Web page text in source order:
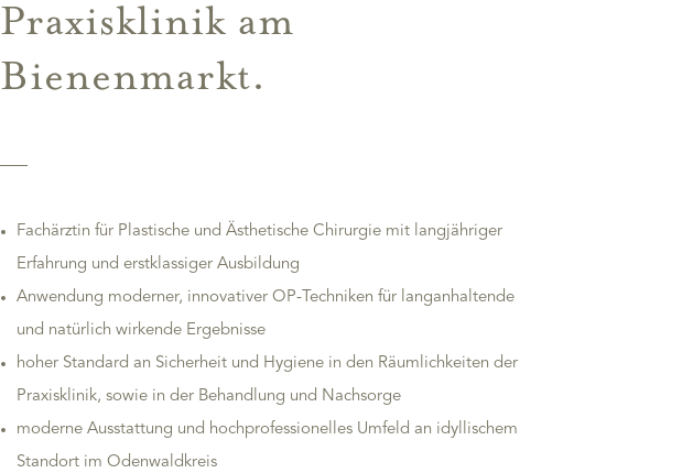
Praxisklinik am
Bienenmarkt.
Fachärztin für Plastische und Ästhetische Chirurgie mit langjähriger
Erfahrung und erstklassiger Ausbildung
Anwendung moderner, innovativer OP-Techniken für langanhaltende
und natürlich wirkende Ergebnisse
hoher Standard an Sicherheit und Hygiene in den Räumlichkeiten der
Praxisklinik, sowie in der Behandlung und Nachsorge
moderne Ausstattung und hochprofessionelles Umfeld an idyllischem
Standort im Odenwaldkreis